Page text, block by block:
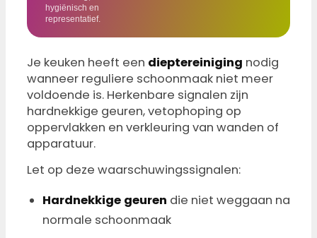
hygiënisch en
representatief.
Je keuken heeft een dieptereiniging nodig
wanneer reguliere schoonmaak niet meer
voldoende is. Herkenbare signalen zijn
hardnekkige geuren, vetophoping op
oppervlakken en verkleuring van wanden of
apparatuur.
Let op deze waarschuwingssignalen:
Hardnekkige geuren die niet weggaan na
normale schoonmaak